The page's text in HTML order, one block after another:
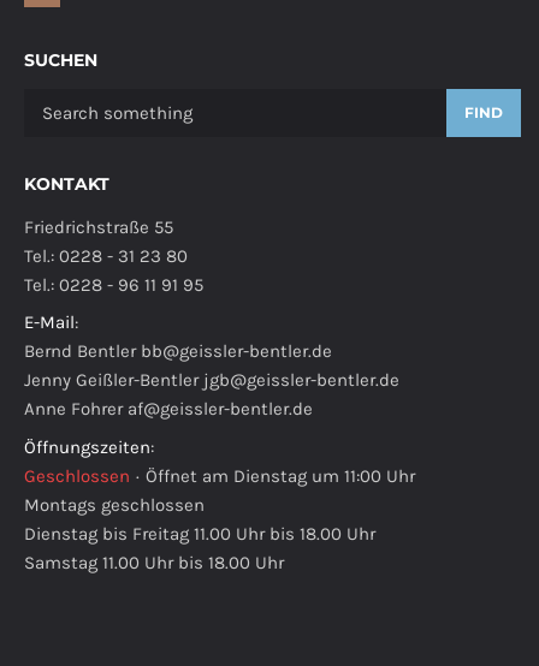
SUCHEN
FIND
KONTAKT
Friedrichstraße 55
Tel.: 0228 - 31 23 80
Tel.: 0228 - 96 11 91 95
E-Mail:
Bernd Bentler bb@geissler-bentler.de
Jenny Geißler-Bentler jgb@geissler-bentler.de
Anne Fohrer af@geissler-bentler.de
Öffnungszeiten:
Geschlossen · Öffnet am Dienstag um 11:00 Uhr
Montags geschlossen
Dienstag bis Freitag 11.00 Uhr bis 18.00 Uhr
Samstag 11.00 Uhr bis 18.00 Uhr